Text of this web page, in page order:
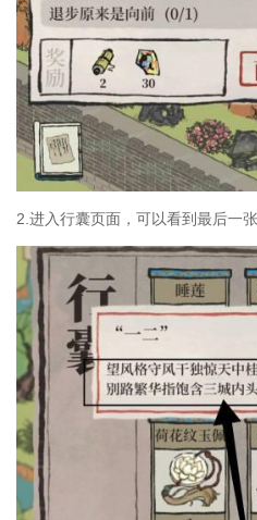
2.进入行囊页面，可以看到最后一张